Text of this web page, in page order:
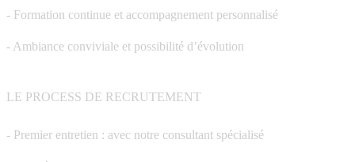
- Formation continue et accompagnement personnalisé
- Ambiance conviviale et possibilité d’évolution
LE PROCESS DE RECRUTEMENT
- Premier entretien : avec notre consultant spécialisé